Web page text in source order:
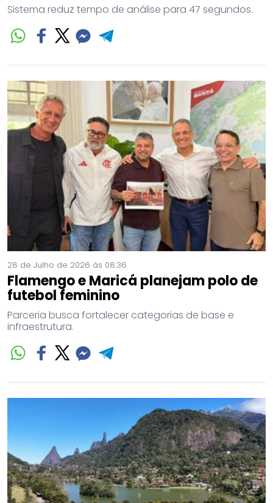
Sistema reduz tempo de análise para 47 segundos.
28 de Julho de 2026 às 08:36
Flamengo e Maricá planejam polo de
futebol feminino
Parceria busca fortalecer categorias de base e
infraestrutura.